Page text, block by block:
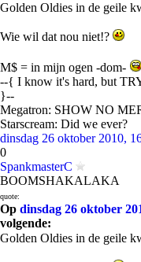
Golden Oldies in de geile
Wie wil dat nou niet!?
M$ = in mijn ogen -dom-
--{ I know it's hard, but
}--
Megatron: SHOW NO
Starscream: Did we ever?
dinsdag 26 oktober 2010,
0
SpankmasterC
BOOMSHAKALAKA
quote:
Op dinsdag 26 oktober
volgende:
Golden Oldies in de geile